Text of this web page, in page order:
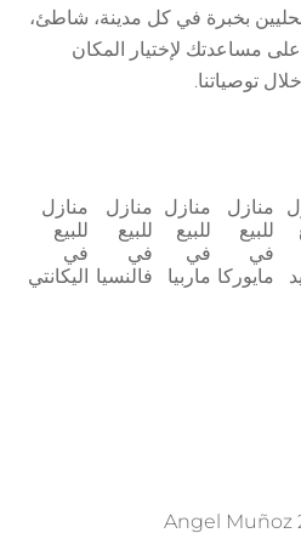
بخبرة في كل مدينة، شاطئ،
مساعدتك لإختيار المكان
توصياتنا.
منازل
للبيع
في
مايوركا
منازل
للبيع
في
ماربيا
منازل
للبيع
في
فالنسيا
منازل
للبيع
في
اليكانتي
Angel Muñoz